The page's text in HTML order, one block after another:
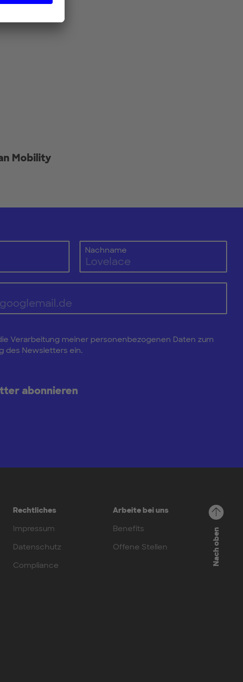
Mobility
Nachname
Verarbeitung meiner personenbezogenen Daten zum
des Newsletters ein.
abonnieren
Rechtliches
Impressum
Datenschutz
Compliance
Arbeite bei uns
Benefits
Offene Stellen
Nach oben